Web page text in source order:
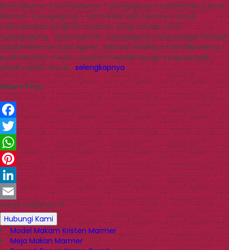
Kursi Marmer || Kursi Marmer Tulungagung Kursi Marmer || Kursi
Marmer Tulungagung – Kami tidak ada hentinya untuk
menciptakan kerajinan marmer yang asli dari kota
Tulungagung . Jenis marmer tulungagung yang snagat familiar
adalah Marmer Kawi Agung . Marmer tersebut memiliki warna
putih kerarah cream . Kursi ini memiliki fungsi yang banyak
sekali seperti untuk…selengkapnya
Share This :
Facebook
Twitter
WhatsApp
Pinterest
LinkedIn
Email
Harga Hubungi CS
Hubungi Kami
Model Makam Kristen Marmer
Meja Makan Marmer